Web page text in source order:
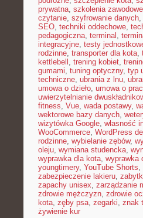
prywatna, szkolenia
czytanie, szyfrowanie danych,
SEO, techniki oddechowe,
pedagogiczna, terminal ,
integracyjne, testy
rodzinne, transporter dla kota,
kettlebell , trening kobiet,
gumami, tuning optyczny, typ
techniczne, ubrania z lnu,
umowa o dzieło, umowa o
uwierzytelnianie
fitness, Vue, wada postawy,
wektorowe bazy danych,
wizytówka Google, własność
WooCommerce, WordPress
rodzinne, wybielanie zębów,
oleju, wymiana studencka,
wyprawka dla kota, wyprawka
youngtimery, YouTube Shorts,
zabezpieczenie lakieru,
zapachy unisex, zarządzanie
zdrowie mężczyzn, zdrowie
kota, zęby psa, zegarki, znak
żywienie kur